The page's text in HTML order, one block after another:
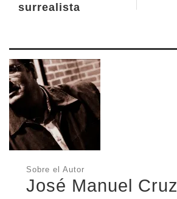
surrealista
Sobre el Autor
José Manuel Cruz